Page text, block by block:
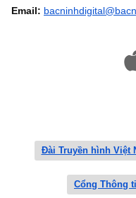
Email:
Đài Truyền hình Việt
Cổng Thông